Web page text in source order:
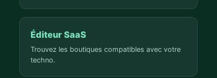
Éditeur SaaS
Trouvez les boutiques compatibles avec votre
techno.